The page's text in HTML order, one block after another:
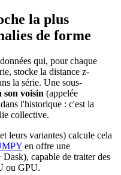
la plus
de forme
qui, pour chaque
stocke la distance z-
la série. Une sous-
son voisin (appelée
l'historique : c'est la
collective.
leurs variantes) calcule cela
en offre une
capable de traiter des
ou GPU.